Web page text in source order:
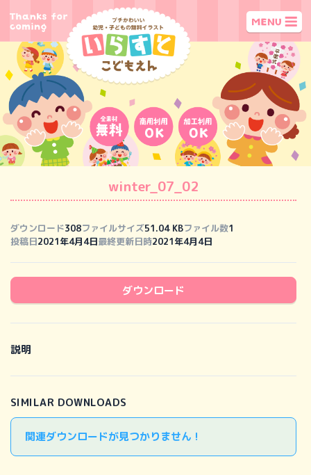
winter_07_02
ダウンロード308ファイルサイズ51.04 KBファイル数1
投稿日2021年4月4日最終更新日時2021年4月4日
ダウンロード
説明
SIMILAR DOWNLOADS
関連ダウンロードが見つかりません !